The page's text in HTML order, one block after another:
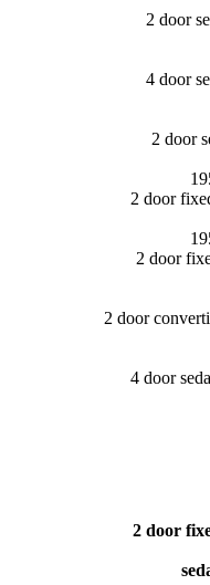
2 door
4 door
2 door
2 door
2 door
2 door
4 door
2 door